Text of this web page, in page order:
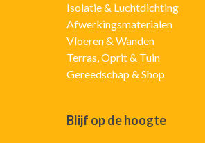
Isolatie & Luchtdichting
Afwerkingsmaterialen
Vloeren & Wanden
Terras, Oprit & Tuin
Gereedschap & Shop
Blijf op de hoogte